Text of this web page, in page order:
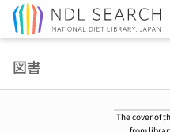
図書
The cover of